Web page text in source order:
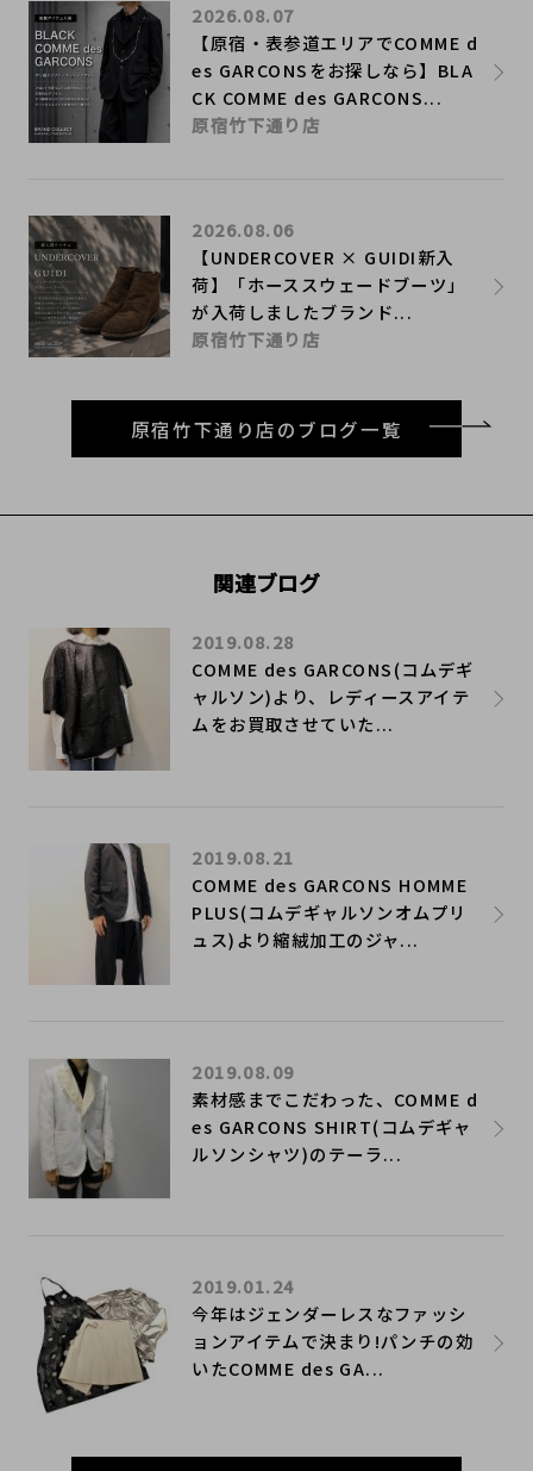
【原宿・表参道エリアでCOMME d
es GARCONSをお探しなら】BLA
CK COMME des GARCONS...
2026.08.07
原宿竹下通り店
【UNDERCOVER × GUIDI新入
荷】「ホーススウェードブーツ」
が入荷しましたブランド...
2026.08.06
原宿竹下通り店
原宿竹下通り店のブログ一覧
関連ブログ
COMME des GARCONS(コムデギ
ャルソン)より、レディースアイテ
ムをお買取させていた...
2019.08.28
COMME des GARCONS HOMME
PLUS(コムデギャルソンオムプリ
ュス)より縮絨加工のジャ...
2019.08.21
素材感までこだわった、COMME d
es GARCONS SHIRT(コムデギャ
ルソンシャツ)のテーラ...
2019.08.09
今年はジェンダーレスなファッシ
ョンアイテムで決まり!パンチの効
いたCOMME des GA...
2019.01.24